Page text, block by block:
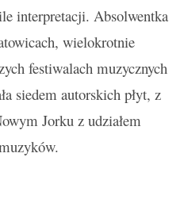
interpretacji. Absolwentka
wielokrotnie
festiwalach muzycznych
siedem autorskich płyt, z
Jorku z udziałem